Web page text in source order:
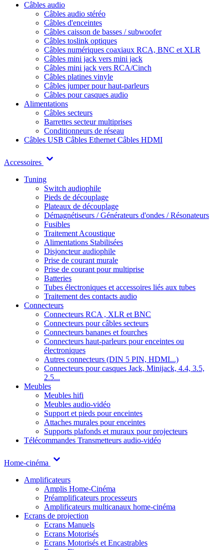
Câbles audio
Câbles audio stéréo
Câbles d'enceintes
Câbles caisson de basses / subwoofer
Câbles toslink optiques
Câbles numériques coaxiaux RCA, BNC et XLR
Câbles mini jack vers mini jack
Câbles mini jack vers RCA/Cinch
Câbles platines vinyle
Câbles jumper pour haut-parleurs
Câbles pour casques audio
Alimentations
Câbles secteurs
Barrettes secteur multiprises
Conditionneurs de réseau
Câbles USB Câbles Ethernet Câbles HDMI
Accessoires
Tuning
Switch audiophile
Pieds de découplage
Plateaux de découplage
Démagnétiseurs / Générateurs d'ondes / Résonateurs
Fusibles
Traitement Acoustique
Alimentations Stabilisées
Disjoncteur audiophile
Prise de courant murale
Prise de courant pour multiprise
Batteries
Tubes électroniques et accessoires liés aux tubes
Traitement des contacts audio
Connecteurs
Connecteurs RCA , XLR et BNC
Connecteurs pour câbles secteurs
Connecteurs bananes et fourches
Connecteurs haut-parleurs pour enceintes ou
électroniques
Autres connecteurs (DIN 5 PIN, HDMI...)
Connecteurs pour casques Jack, Minijack, 4.4, 3.5,
2.5...
Meubles
Meubles hifi
Meubles audio-vidéo
Support et pieds pour enceintes
Attaches murales pour enceintes
Supports plafonds et muraux pour projecteurs
Télécommandes Transmetteurs audio-vidéo
Home-cinéma
Amplificateurs
Amplis Home-Cinéma
Préamplificateurs processeurs
Amplificateurs multicanaux home-cinéma
Ecrans de projection
Ecrans Manuels
Ecrans Motorisés
Ecrans Motorisés et Encastrables